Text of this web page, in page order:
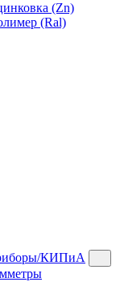
(Zn)
(Ral)
КИПиА